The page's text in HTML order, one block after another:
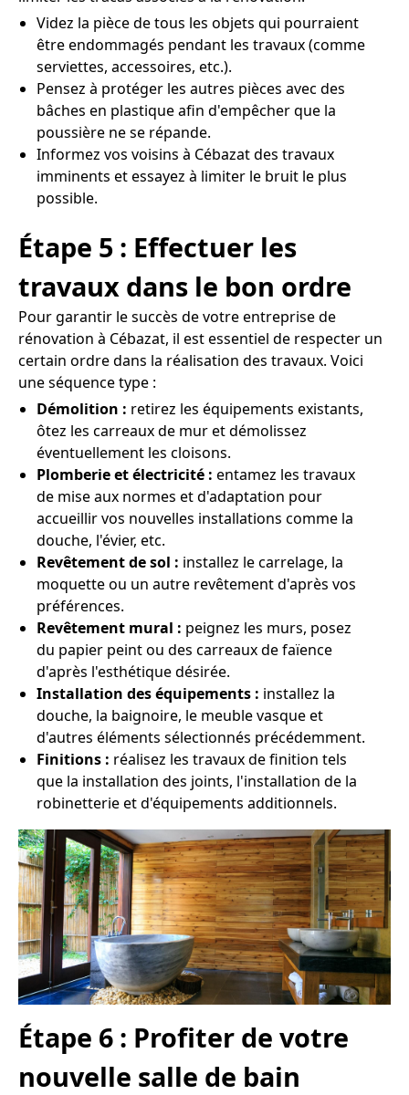
Videz la pièce de tous les objets qui pourraient
être endommagés pendant les travaux (comme
serviettes, accessoires, etc.).
Pensez à protéger les autres pièces avec des
bâches en plastique afin d'empêcher que la
poussière ne se répande.
Informez vos voisins à Cébazat des travaux
imminents et essayez à limiter le bruit le plus
possible.
Étape 5 : Effectuer les
travaux dans le bon ordre
Pour garantir le succès de votre entreprise de
rénovation à Cébazat, il est essentiel de respecter un
certain ordre dans la réalisation des travaux. Voici
une séquence type :
Démolition : retirez les équipements existants,
ôtez les carreaux de mur et démolissez
éventuellement les cloisons.
Plomberie et électricité : entamez les travaux
de mise aux normes et d'adaptation pour
accueillir vos nouvelles installations comme la
douche, l'évier, etc.
Revêtement de sol : installez le carrelage, la
moquette ou un autre revêtement d'après vos
préférences.
Revêtement mural : peignez les murs, posez
du papier peint ou des carreaux de faïence
d'après l'esthétique désirée.
Installation des équipements : installez la
douche, la baignoire, le meuble vasque et
d'autres éléments sélectionnés précédemment.
Finitions : réalisez les travaux de finition tels
que la installation des joints, l'installation de la
robinetterie et d'équipements additionnels.
Étape 6 : Profiter de votre
nouvelle salle de bain